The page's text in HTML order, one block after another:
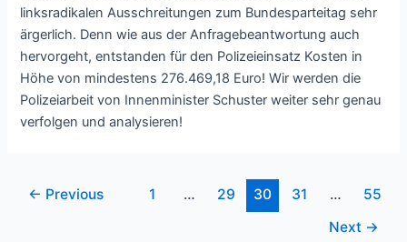
linksradikalen Ausschreitungen zum Bundesparteitag sehr
ärgerlich. Denn wie aus der Anfragebeantwortung auch
hervorgeht, entstanden für den Polizeieinsatz Kosten in
Höhe von mindestens 276.469,18 Euro! Wir werden die
Polizeiarbeit von Innenminister Schuster weiter sehr genau
verfolgen und analysieren!
Post← Previous 1 … 29 30 31 …
55
Next →